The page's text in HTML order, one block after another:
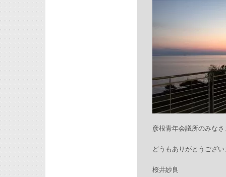
彦根青年会議所のみな
どうもありがとうござ
桜井紗良